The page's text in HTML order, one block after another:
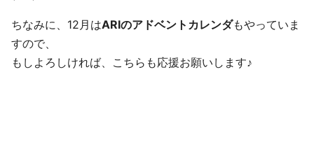
ちなみに、12月はARIのアドベントカレンダもやっていま
すので、
もしよろしければ、こちらも応援お願いします♪